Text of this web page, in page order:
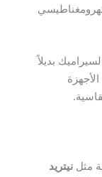
بديلاً
مثل نيتريد